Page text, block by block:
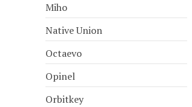
Miho
Native Union
Octaevo
Opinel
Orbitkey